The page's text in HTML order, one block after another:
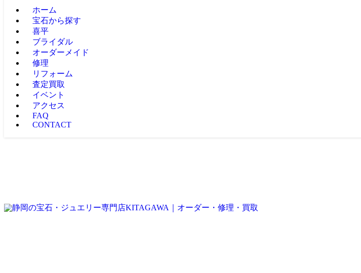
ホーム
宝石から探す
喜平
ブライダル
オーダーメイド
修理
リフォーム
査定買取
イベント
アクセス
FAQ
CONTACT